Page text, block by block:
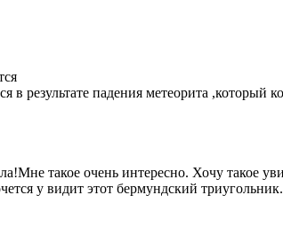
в результате падения метеорита
такое очень интересно. Хочу такое
у видит этот бермундский